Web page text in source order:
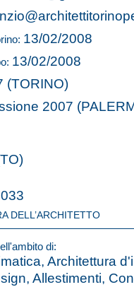
13/02/2008
13/02/2008
(TORINO)
2007
DELL’ARCHITETTO
di:
Architettura
Allestimenti,